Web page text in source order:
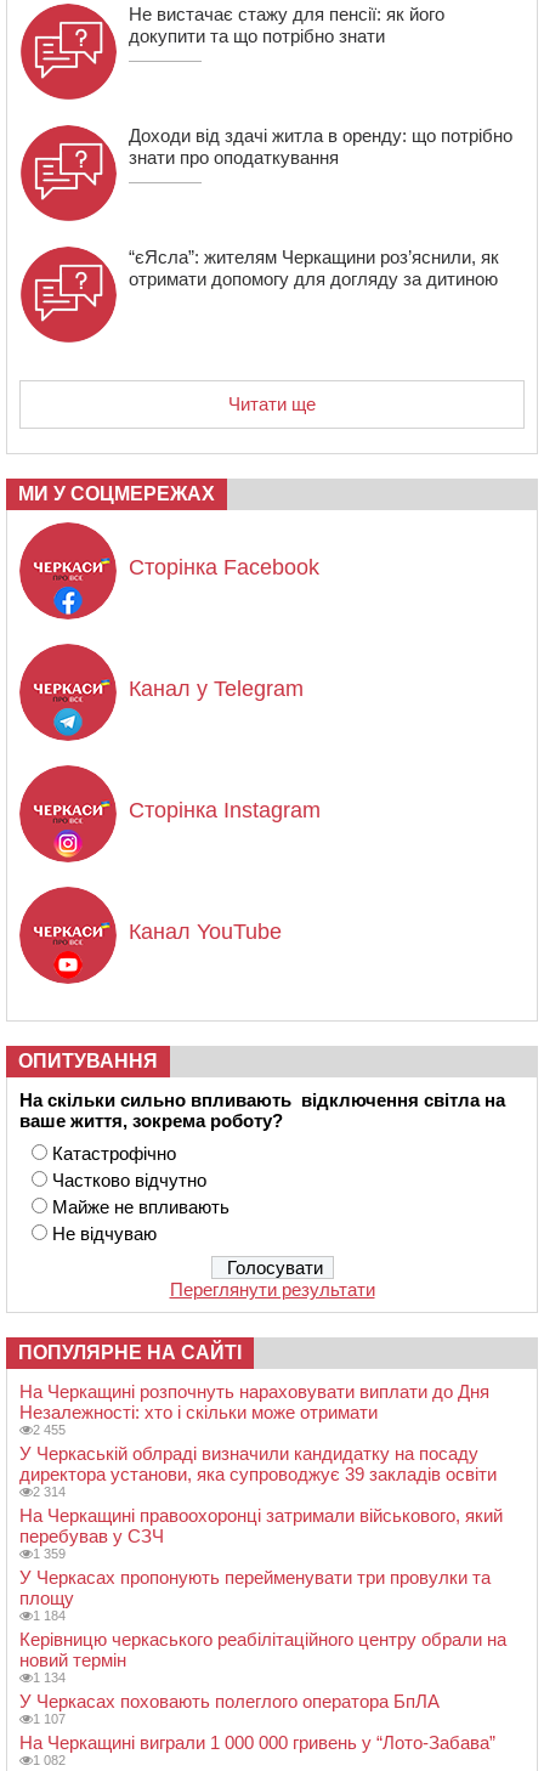
Черкасах просять покращити умови в дитсадку
Не вистачає стажу для пенсії: як його
докупити та що потрібно знати
Доходи від здачі житла в оренду: що потрібно
знати про оподаткування
“єЯсла”: жителям Черкащини роз’яснили, як
отримати допомогу для догляду за дитиною
Читати ще
МИ У СОЦМЕРЕЖАХ
Сторінка Facebook
Канал у Telegram
Сторінка Instagram
Канал YouTube
ОПИТУВАННЯ
На скільки сильно впливають відключення світла на
ваше життя, зокрема роботу?
Катастрофічно
Частково відчутно
Майже не впливають
Не відчуваю
Переглянути результати
ПОПУЛЯРНЕ НА САЙТІ
На Черкащині розпочнуть нараховувати виплати до Дня
Незалежності: хто і скільки може отримати
2 455
У Черкаській облраді визначили кандидатку на посаду
директора установи, яка супроводжує 39 закладів освіти
2 314
На Черкащині правоохоронці затримали військового, який
перебував у СЗЧ
1 359
У Черкасах пропонують перейменувати три провулки та
площу
1 184
Керівницю черкаського реабілітаційного центру обрали на
новий термін
1 134
У Черкасах поховають полеглого оператора БпЛА
1 107
На Черкащині виграли 1 000 000 гривень у “Лото-Забава”
1 082